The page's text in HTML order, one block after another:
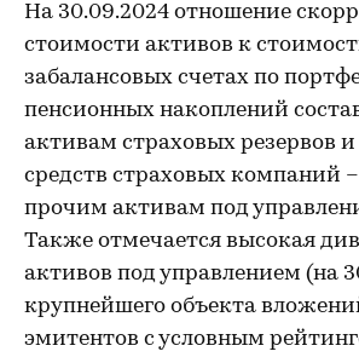
На 30.09.2024 отношение
стоимости активов к
забалансовых счетах по
пенсионных накоплений
активам страховых резервов
средств страховых компаний
прочим активам под
Также отмечается высокая
активов под управлением (на
крупнейшего объекта
эмитентов с условным